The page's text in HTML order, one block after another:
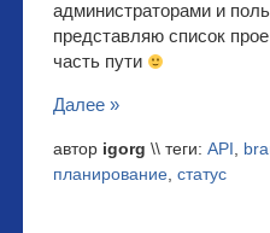
администраторами и
представляю список
часть пути
Далее »
автор igorg \\ теги: API ,
планирование, статус